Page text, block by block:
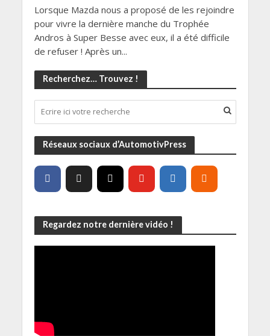
Lorsque Mazda nous a proposé de les rejoindre
pour vivre la dernière manche du Trophée
Andros à Super Besse avec eux, il a été difficile
de refuser ! Après un...
Recherchez… Trouvez !
Réseaux sociaux d’AutomotivPress
Regardez notre dernière vidéo !